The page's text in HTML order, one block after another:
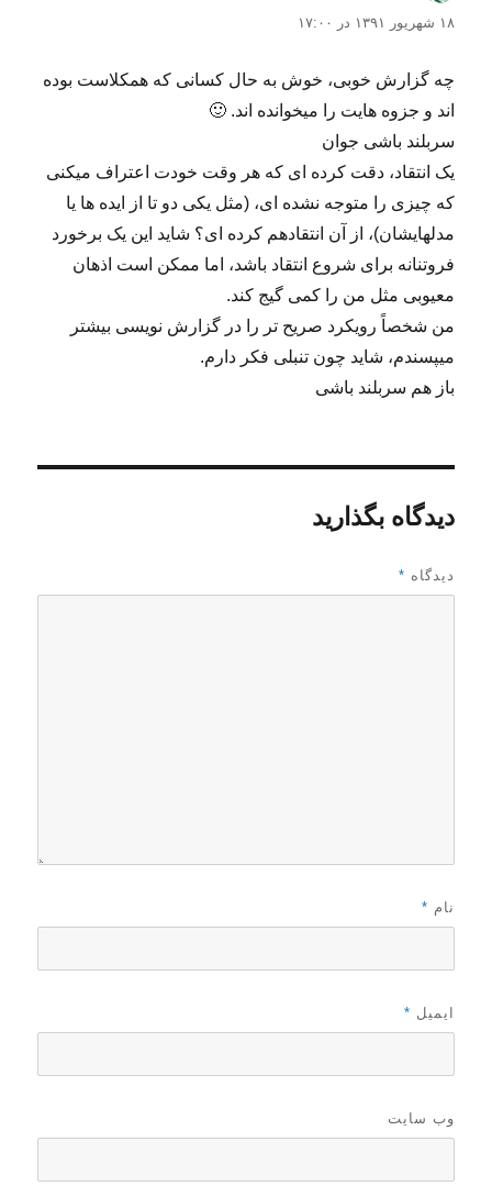
۱۸ شهریور ۱۳۹۱ در ۱۷:۰۰
چه گزارش خوبی، خوش به حال کسانی که همکلاست بوده
اند و جزوه هایت را میخوانده اند. 🙂
سربلند باشی جوان
یک انتقاد، دقت کرده ای که هر وقت خودت اعتراف میکنی
که چیزی را متوجه نشده ای، (مثل یکی دو تا از ایده ها یا
مدلهایشان)، از آن انتقادهم کرده ای؟ شاید این یک برخورد
فروتنانه برای شروع انتقاد باشد، اما ممکن است اذهان
معیوبی مثل من را کمی گیج کند.
من شخصاً رویکرد صریح تر را در گزارش نویسی بیشتر
میپسندم، شاید چون تنبلی فکر دارم.
باز هم سربلند باشی
دیدگاه بگذارید
دیدگاه *
نام *
ایمیل *
وب‌ سایت